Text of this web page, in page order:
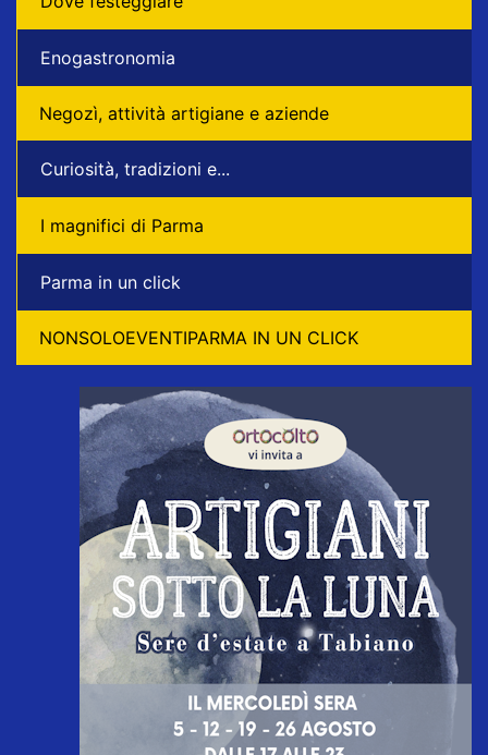
Enogastronomia
Negozì, attività artigiane e aziende
Curiosità, tradizioni e...
I magnifici di Parma
Parma in un click
NONSOLOEVENTIPARMA IN UN CLICK